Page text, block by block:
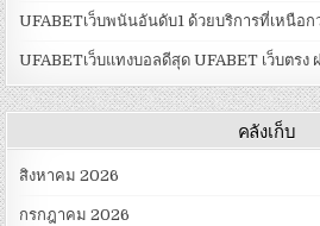
UFABETเว็บพนันอันดับ1 ด้วยบริการที่เหนือ
UFABETเว็บแทงบอลดีสุด UFABET เว็บตร
คลังเก็บ
สิงหาคม 2026
กรกฎาคม 2026